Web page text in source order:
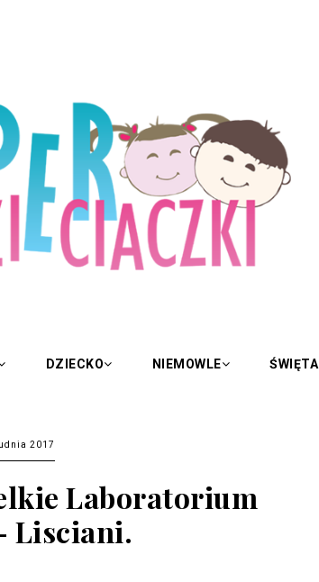
DZIECKO NIEMOWLE ŚWIĘTA
2017
Laboratorium
Lisciani.